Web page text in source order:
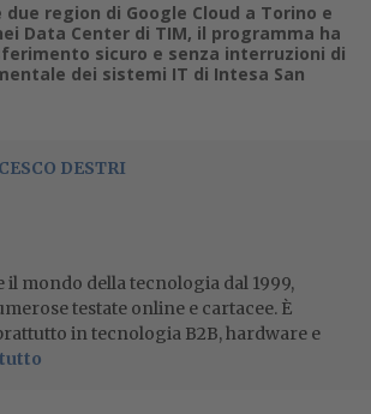
region di Google Cloud a Torino e
Data Center di TIM, il programma ha
sicuro e senza interruzioni di
dei sistemi IT di Intesa San
DESTRI
il mondo della tecnologia dal 1999,
testate online e cartacee. È
in tecnologia B2B, hardware e